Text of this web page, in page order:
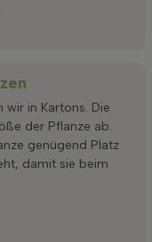
wir in Kartons. Die
der Pflanze ab.
genügend Platz
damit sie beim